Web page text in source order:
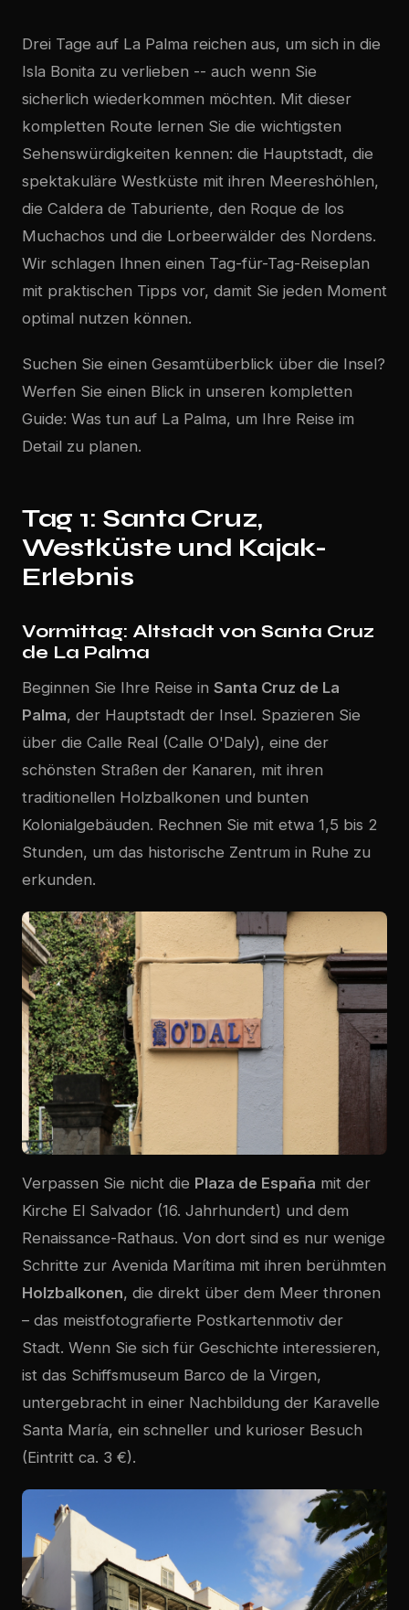
Drei Tage auf La Palma reichen aus, um sich in die
Isla Bonita zu verlieben -- auch wenn Sie
sicherlich wiederkommen möchten. Mit dieser
kompletten Route lernen Sie die wichtigsten
Sehenswürdigkeiten kennen: die Hauptstadt, die
spektakuläre Westküste mit ihren Meereshöhlen,
die Caldera de Taburiente, den Roque de los
Muchachos und die Lorbeerwälder des Nordens.
Wir schlagen Ihnen einen Tag-für-Tag-Reiseplan
mit praktischen Tipps vor, damit Sie jeden Moment
optimal nutzen können.
Suchen Sie einen Gesamtüberblick über die Insel?
Werfen Sie einen Blick in unseren kompletten
Guide: Was tun auf La Palma, um Ihre Reise im
Detail zu planen.
Tag 1: Santa Cruz,
Westküste und Kajak-
Erlebnis
Vormittag: Altstadt von Santa Cruz
de La Palma
Beginnen Sie Ihre Reise in Santa Cruz de La
Palma, der Hauptstadt der Insel. Spazieren Sie
über die Calle Real (Calle O'Daly), eine der
schönsten Straßen der Kanaren, mit ihren
traditionellen Holzbalkonen und bunten
Kolonialgebäuden. Rechnen Sie mit etwa 1,5 bis 2
Stunden, um das historische Zentrum in Ruhe zu
erkunden.
Verpassen Sie nicht die Plaza de España mit der
Kirche El Salvador (16. Jahrhundert) und dem
Renaissance-Rathaus. Von dort sind es nur wenige
Schritte zur Avenida Marítima mit ihren berühmten
Holzbalkonen, die direkt über dem Meer thronen
– das meistfotografierte Postkartenmotiv der
Stadt. Wenn Sie sich für Geschichte interessieren,
ist das Schiffsmuseum Barco de la Virgen,
untergebracht in einer Nachbildung der Karavelle
Santa María, ein schneller und kurioser Besuch
(Eintritt ca. 3 €).